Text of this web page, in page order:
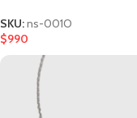
SKU:ns-001O
$990